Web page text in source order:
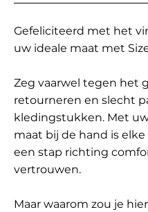
Gefeliciteerd met het
uw ideale maat met
Zeg vaarwel tegen het
retourneren en slecht
kledingstukken. Met
maat bij de hand is elke
een stap richting
vertrouwen.
Maar waarom zou je